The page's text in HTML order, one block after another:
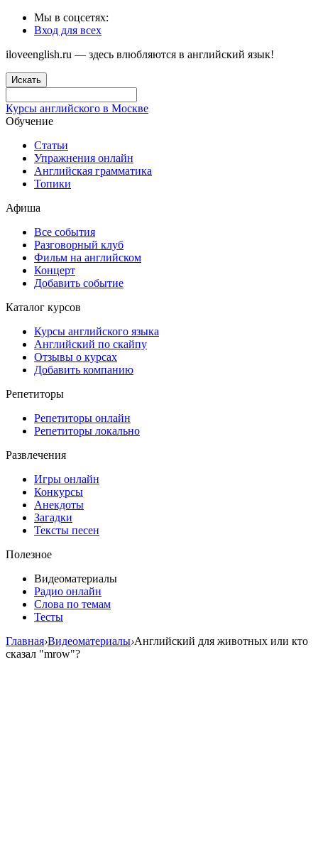
Мы в соцсетях:
Вход для всех
iloveenglish.ru — здесь влюбляются в английский язык!
Искать
Курсы английского в Москве
Обучение
Статьи
Упражнения онлайн
Английская грамматика
Топики
Афиша
Все события
Разговорный клуб
Фильм на английском
Концерт
Добавить событие
Каталог курсов
Курсы английского языка
Английский по скайпу
Отзывы о курсах
Добавить компанию
Репетиторы
Репетиторы онлайн
Репетиторы локально
Развлечения
Игры онлайн
Конкурсы
Анекдоты
Загадки
Тексты песен
Полезное
Видеоматериалы
Радио онлайн
Слова по темам
Тесты
Главная›Видеоматериалы›Английский для животных или кто
сказал "mrow"?